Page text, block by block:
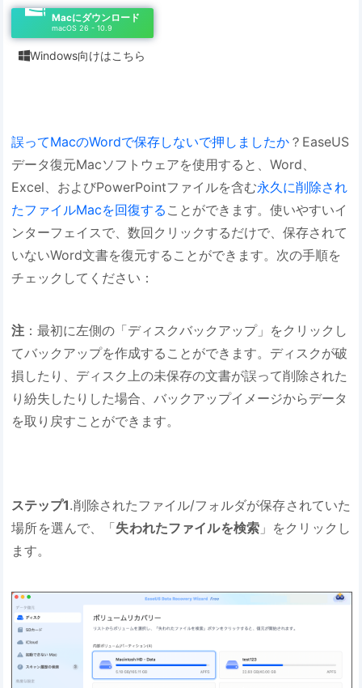
Macにダウンロード
macOS 26 - 10.9
Windows向けはこちら
誤ってMacのWordで保存しないで押しましたか ？EaseUS
データ復元Macソフトウェアを使用すると、Word、
Excel、およびPowerPointファイルを含む永久に削除され
たファイルMacを回復する ことができます。使いやすいイ
ンターフェイスで、数回クリックするだけで、保存されて
いないWord文書を復元することができます。次の手順を
チェックしてください：
注 ：最初に左側の「ディスクバックアップ」をクリックし
てバックアップを作成することができます。ディスクが破
損したり、ディスク上の未保存の文書が誤って削除された
り紛失したりした場合、バックアップイメージからデータ
を取り戻すことができます。
ステップ1.削除されたファイル/フォルダが保存されていた
場所を選んで、「失われたファイルを検索」をクリックし
ます。